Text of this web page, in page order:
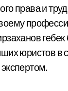
права и
гебек
юристов в